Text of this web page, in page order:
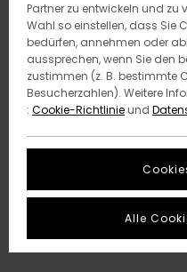
Partner zu entwickeln und zu
Wahl so einstellen, dass Sie
bedürfen, annehmen oder
aussprechen, wenn Sie den
zustimmen (z. B. bestimmte
Besucherzahlen). Weitere
: Cookie-Richtlinieund
Alle